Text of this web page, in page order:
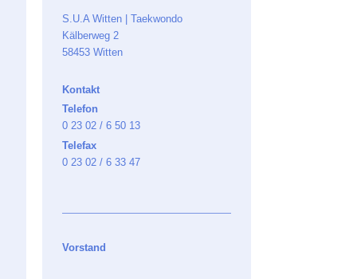
S.U.A Witten | Taekwondo
Kälberweg 2
58453 Witten
Kontakt
Telefon
0 23 02 / 6 50 13
Telefax
0 23 02 / 6 33 47
Vorstand